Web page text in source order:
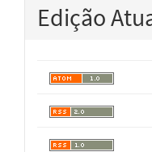
Edição